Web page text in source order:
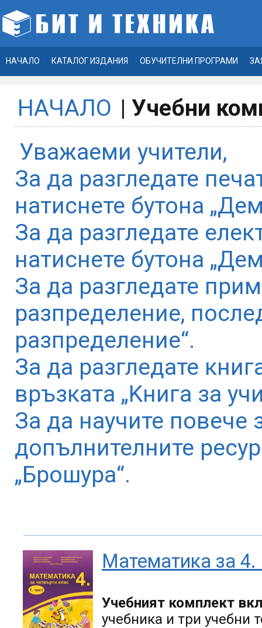
НАЧАЛО КАТАЛОГ ИЗДАНИЯ ОБУЧИТЕЛНИ ПРОГРАМИ
НАЧАЛО | Учебни
Уважаеми учители,
За да разгледате
натиснете бутона
За да разгледате
натиснете бутона
За да разгледате
разпределение,
разпределение“.
За да разгледате
връзката „Kнига за
За да научите повече
допълнителните
„Брошура“.
Математика за 4.
Учебният комплект
учебника и три учебни